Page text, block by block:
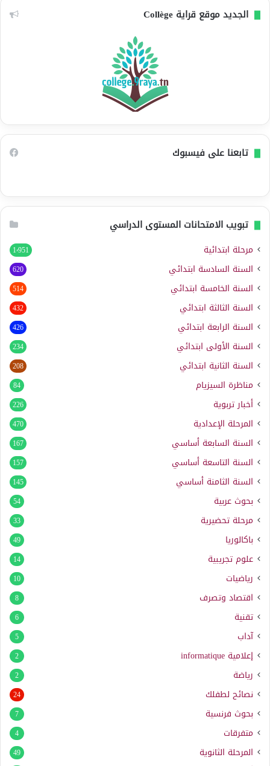
الجديد موقع قراية Collège
تابعنا على فيسبوك
تبويب الامتحانات المستوى الدراسي
مرحلة ابتدائية 1٬951
السنة السادسة ابتدائي 620
السنة الخامسة ابتدائي 514
السنة الثالثة ابتدائي 432
السنة الرابعة ابتدائي 426
السنة الأولى ابتدائي 234
السنة الثانية ابتدائي 208
مناظرة السيزيام 84
أخبار تربوية 226
المرحلة الإعدادية 470
السنة السابعة أساسي 167
السنة التاسعة أساسي 157
السنة الثامنة أساسي 145
بحوث عربية 54
مرحلة تحضيرية 33
باكالوريا 49
علوم تجريبية 14
رياضيات 10
اقتصاد وتصرف 8
تقنية 6
آداب 5
إعلامية informatique
2
رياضة 2
نصائح لطفلك 24
بحوث فرنسية 7
متفرقات 4
المرحلة الثانوية 49